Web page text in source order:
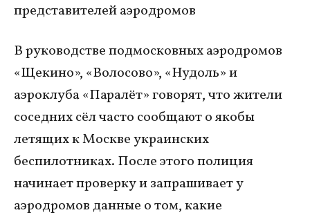
представителей аэродромов
В руководстве подмосковных аэродромов
«Щекино», «Волосово», «Нудоль» и
аэроклуба «Паралёт» говорят, что жители
соседних сёл часто сообщают о якобы
летящих к Москве украинских
беспилотниках. После этого полиция
начинает проверку и запрашивает у
аэродромов данные о том, какие